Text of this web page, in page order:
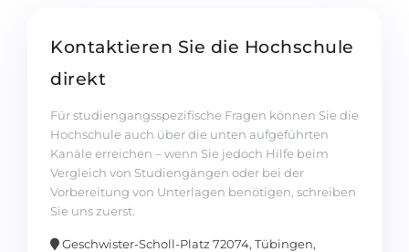
Kontaktieren Sie die Hochschule
direkt
Für studiengangsspezifische Fragen können Sie die
Hochschule auch über die unten aufgeführten
Kanäle erreichen – wenn Sie jedoch Hilfe beim
Vergleich von Studiengängen oder bei der
Vorbereitung von Unterlagen benötigen, schreiben
Sie uns zuerst.
Geschwister-Scholl-Platz 72074, Tübingen,